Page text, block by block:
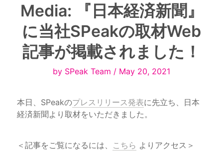
Media: 『日本経済新聞』
に当社SPeakの取材Web
記事が掲載されました！
by SPeak Team / May 20, 2021
本日、SPeakのプレスリリース発表に先立ち、日本
経済新聞より取材をいただきました。
＜記事をご覧になるには、 こちら よりアクセス＞